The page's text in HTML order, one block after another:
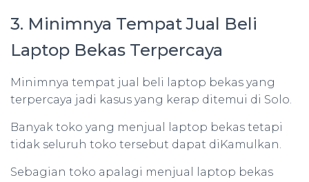
3. Minimnya Tempat Jual Beli
Laptop Bekas Terpercaya
Minimnya tempat jual beli laptop bekas yang
terpercaya jadi kasus yang kerap ditemui di Solo.
Banyak toko yang menjual laptop bekas tetapi
tidak seluruh toko tersebut dapat diKamulkan.
Sebagian toko apalagi menjual laptop bekas